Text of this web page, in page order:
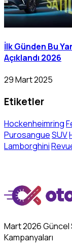
İlk Günden Bu
Açıklandı 2026
29 Mart 2025
Etiketler
Hockenheimring
PurosangueSUV
Lamborghini
Mart 2026 Güncel
Kampanyaları